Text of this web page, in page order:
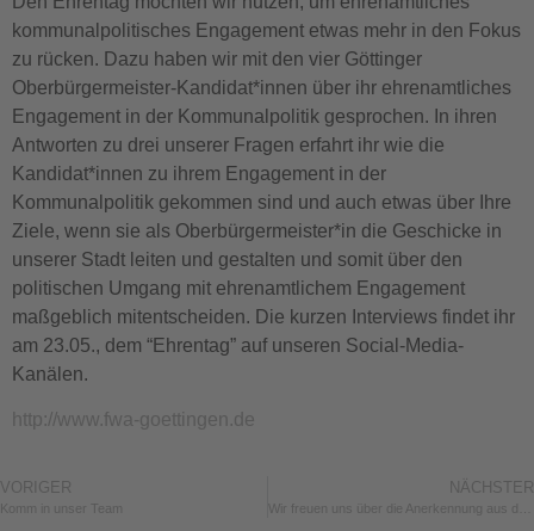
kommunalpolitisches Engagement etwas mehr in den Fokus
zu rücken. Dazu haben wir mit den vier Göttinger
Oberbürgermeister-Kandidat*innen über ihr ehrenamtliches
Engagement in der Kommunalpolitik gesprochen. In ihren
Antworten zu drei unserer Fragen erfahrt ihr wie die
Kandidat*innen zu ihrem Engagement in der
Kommunalpolitik gekommen sind und auch etwas über Ihre
Ziele, wenn sie als Oberbürgermeister*in die Geschicke in
unserer Stadt leiten und gestalten und somit über den
politischen Umgang mit ehrenamtlichem Engagement
maßgeblich mitentscheiden. Die kurzen Interviews findet ihr
am 23.05., dem “Ehrentag” auf unseren Social-Media-
Kanälen.
http://www.fwa-goettingen.de
VORIGER
Komm in unser Team
NÄCHSTER